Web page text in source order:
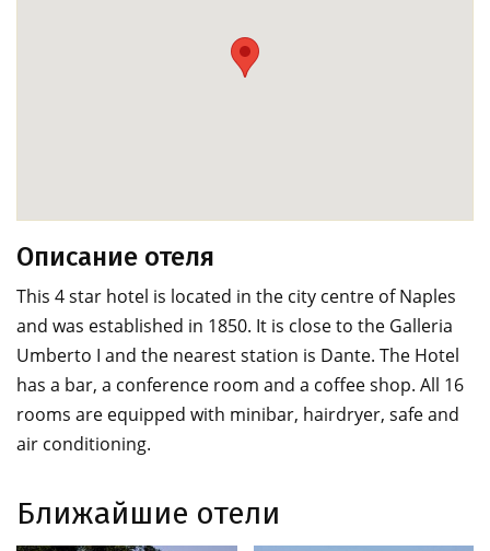
Описание отеля
This 4 star hotel is located in the city centre of Naples
and was established in 1850. It is close to the Galleria
Umberto I and the nearest station is Dante. The Hotel
has a bar, a conference room and a coffee shop. All 16
rooms are equipped with minibar, hairdryer, safe and
air conditioning.
Ближайшие отели